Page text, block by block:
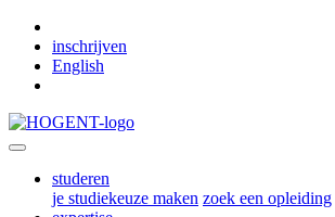
inschrijven
English
studeren
je studiekeuze maken zoek een opleiding